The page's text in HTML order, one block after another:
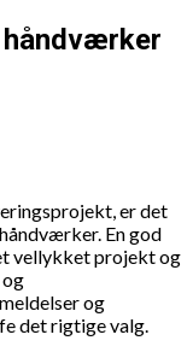
håndværker
er det
En god
vellykket projekt og
og
det rigtige valg.